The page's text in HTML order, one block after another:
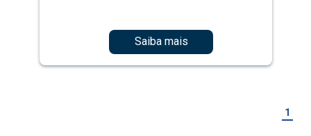
Saiba mais
1